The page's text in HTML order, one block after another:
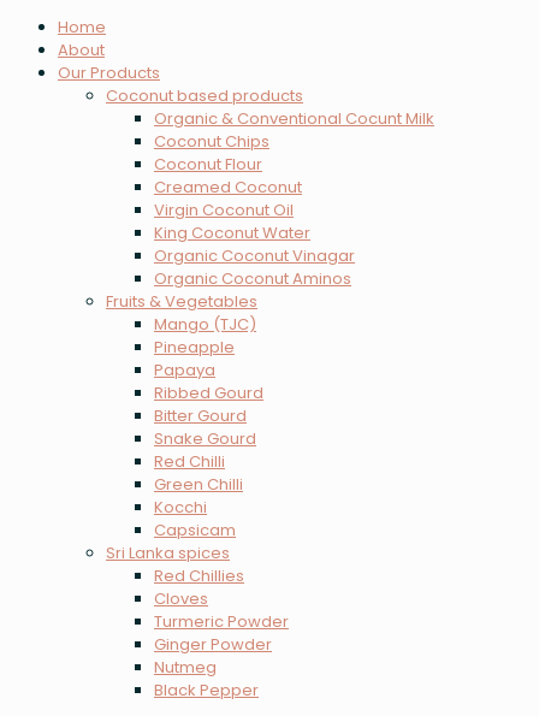
Home
About
Our Products
Coconut based products
Organic & Conventional Cocunt Milk
Coconut Chips
Coconut Flour
Creamed Coconut
Virgin Coconut Oil
King Coconut Water
Organic Coconut Vinagar
Organic Coconut Aminos
Fruits & Vegetables
Mango (TJC)
Pineapple
Papaya
Ribbed Gourd
Bitter Gourd
Snake Gourd
Red Chilli
Green Chilli
Kocchi
Capsicam
Sri Lanka spices
Red Chillies
Cloves
Turmeric Powder
Ginger Powder
Nutmeg
Black Pepper